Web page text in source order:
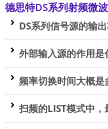
德思特DS系列射频微
DS系列信号源的输
外部输入源的作用是
频率切换时间大概是
扫频的LIST模式中